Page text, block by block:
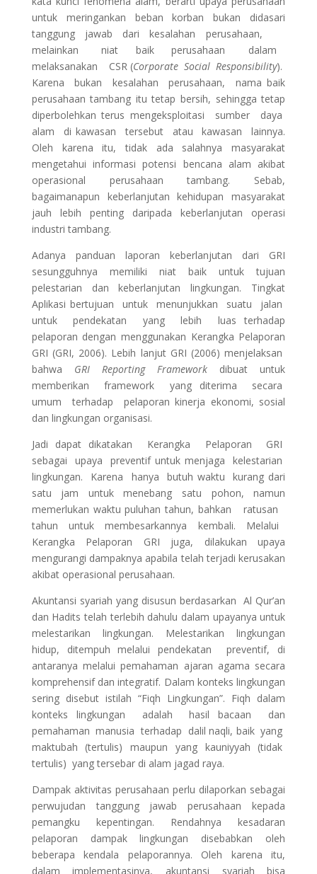
untuk meringankan beban korban bukan didasari
tanggung jawab dari kesalahan perusahaan,
melainkan niat baik perusahaan dalam
melaksanakan CSR (Corporate Social Responsibility).
Karena bukan kesalahan perusahaan, nama baik
perusahaan tambang itu tetap bersih, sehingga tetap
diperbolehkan terus mengeksploitasi sumber daya
alam di kawasan tersebut atau kawasan lainnya.
Oleh karena itu, tidak ada salahnya masyarakat
mengetahui informasi potensi bencana alam akibat
operasional perusahaan tambang. Sebab,
bagaimanapun keberlanjutan kehidupan masyarakat
jauh lebih penting daripada keberlanjutan operasi
industri tambang.
Adanya panduan laporan keberlanjutan dari GRI
sesungguhnya memiliki niat baik untuk tujuan
pelestarian dan keberlanjutan lingkungan. Tingkat
Aplikasi bertujuan untuk menunjukkan suatu jalan
untuk pendekatan yang lebih luas terhadap
pelaporan dengan menggunakan Kerangka Pelaporan
GRI (GRI, 2006). Lebih lanjut GRI (2006) menjelaksan
bahwa GRI Reporting Framework dibuat untuk
memberikan framework yang diterima secara
umum terhadap pelaporan kinerja ekonomi, sosial
dan lingkungan organisasi.
Jadi dapat dikatakan Kerangka Pelaporan GRI
sebagai upaya preventif untuk menjaga kelestarian
lingkungan. Karena hanya butuh waktu kurang dari
satu jam untuk menebang satu pohon, namun
memerlukan waktu puluhan tahun, bahkan ratusan
tahun untuk membesarkannya kembali. Melalui
Kerangka Pelaporan GRI juga, dilakukan upaya
mengurangi dampaknya apabila telah terjadi kerusakan
akibat operasional perusahaan.
Akuntansi syariah yang disusun berdasarkan Al Qur’an
dan Hadits telah terlebih dahulu dalam upayanya untuk
melestarikan lingkungan. Melestarikan lingkungan
hidup, ditempuh melalui pendekatan preventif, di
antaranya melalui pemahaman ajaran agama secara
komprehensif dan integratif. Dalam konteks lingkungan
sering disebut istilah “Fiqh Lingkungan”. Fiqh dalam
konteks lingkungan adalah hasil bacaan dan
pemahaman manusia terhadap dalil naqli, baik yang
maktubah (tertulis) maupun yang kauniyyah (tidak
tertulis) yang tersebar di alam jagad raya.
Dampak aktivitas perusahaan perlu dilaporkan sebagai
perwujudan tanggung jawab perusahaan kepada
pemangku kepentingan. Rendahnya kesadaran
pelaporan dampak lingkungan disebabkan oleh
beberapa kendala pelaporannya. Oleh karena itu,
dalam implementasinya, akuntansi syariah bisa